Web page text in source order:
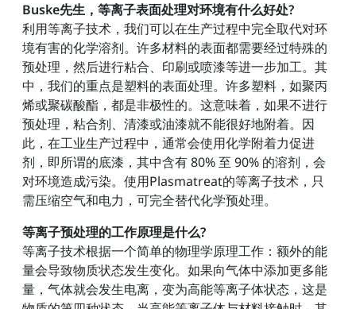
Buske先生，等离子表面处理对环境有什么好处?
利用等离子技术，我们可以在生产过程中完全取代对环
境有害的化学溶剂。许多材料的表面都需要经过特殊的
预处理，然后进行粘合、印刷或喷漆等进一步加工。其
中，我们的重点是塑料的表面处理。许多塑料，如聚丙
烯或聚碳酸酯，都是非极性的。这意味着，如果不进行
预处理，粘合剂、清漆或油漆就不能很好地附着。因
此，在工业生产过程中，通常会使用化学附着力促进
剂，即所谓的底漆，其中含有 80% 至 90% 的溶剂，会
对环境造成污染。使用Plasmatreat的等离子技术，只
需压缩空气和电力，可完全替代化学预处理。
等离子预处理的工作原理是什么?
等离子技术根据一个简单的物理学原理工作：额外的能
量会导致物质状态发生变化。如果向气体中添加更多能
量，气体就会发生电离，变为高能等离子体状态，这是